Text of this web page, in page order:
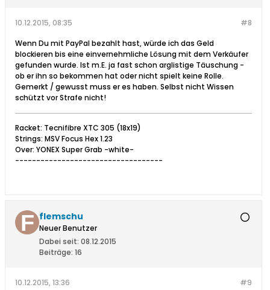
#8
10.12.2015, 08:35
Wenn Du mit PayPal bezahlt hast, würde ich das Geld
blockieren bis eine einvernehmliche Lösung mit dem Verkäufer
gefunden wurde. Ist m.E. ja fast schon arglistige Täuschung -
ob er ihn so bekommen hat oder nicht spielt keine Rolle.
Gemerkt / gewusst muss er es haben. Selbst nicht Wissen
schützt vor Strafe nicht!
Racket: Tecnifibre XTC 305 (18x19)
Strings: MSV Focus Hex 1.23
Over: YONEX Super Grab -white-
-----------------------------------
flemschu
Neuer Benutzer
Dabei seit: 08.12.2015
Beiträge: 16
#9
10.12.2015, 13:36